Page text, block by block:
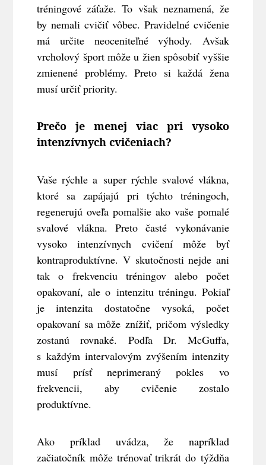
tréningové záťaže. To však neznamená, že
by nemali cvičiť vôbec. Pravidelné cvičenie
má určite neoceniteľné výhody. Avšak
vrcholový šport môže u žien spôsobiť vyššie
zmienené problémy. Preto si každá žena
musí určiť priority.
Prečo je menej viac pri vysoko
intenzívnych cvičeniach?
Vaše rýchle a super rýchle svalové vlákna,
ktoré sa zapájajú pri týchto tréningoch,
regenerujú oveľa pomalšie ako vaše pomalé
svalové vlákna. Preto časté vykonávanie
vysoko intenzívnych cvičení môže byť
kontraproduktívne. V skutočnosti nejde ani
tak o frekvenciu tréningov alebo počet
opakovaní, ale o intenzitu tréningu. Pokiaľ
je intenzita dostatočne vysoká, počet
opakovaní sa môže znížiť, pričom výsledky
zostanú rovnaké. Podľa Dr. McGuffa,
s každým intervalovým zvýšením intenzity
musí prísť neprimeraný pokles vo
frekvencii, aby cvičenie zostalo
produktívne.
Ako príklad uvádza, že napríklad
začiatočník môže trénovať trikrát do týždňa